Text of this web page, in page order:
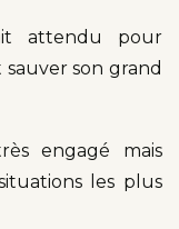
attendu pour
son grand
engagé mais
les plus